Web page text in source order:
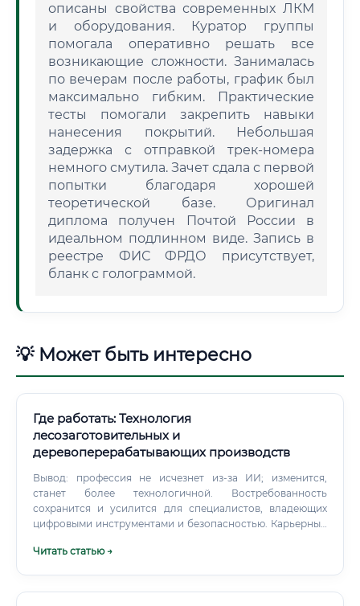
описаны свойства современных ЛКМ
и оборудования. Куратор группы
помогала оперативно решать все
возникающие сложности. Занималась
по вечерам после работы, график был
максимально гибким. Практические
тесты помогали закрепить навыки
нанесения покрытий. Небольшая
задержка с отправкой трек-номера
немного смутила. Зачет сдала с первой
попытки благодаря хорошей
теоретической базе. Оригинал
диплома получен Почтой России в
идеальном подлинном виде. Запись в
реестре ФИС ФРДО присутствует,
бланк с голограммой.
💡 Может быть интересно
Где работать: Технология
лесозаготовительных и
деревоперерабатывающих производств
Вывод: профессия не исчезнет из‑за ИИ; изменится,
станет более технологичной. Востребованность
сохранится и усилится для специалистов, владеющих
цифровыми инструментами и безопасностью. Карьерный
Заготовка: помощник оператора → оператор харвестера/
Читать статью →